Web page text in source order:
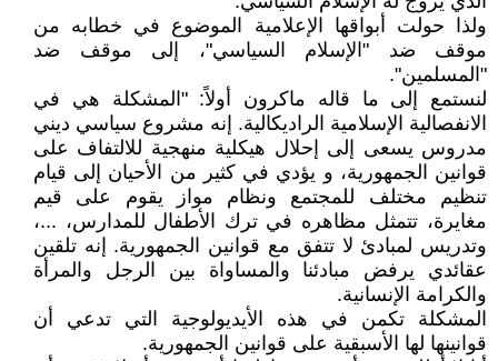
ولذا حولت أبواقها الإعلامية الموضوع في خطابه من
موقف ضد "الإسلام السياسي"، إلى موقف ضد
"المسلمين".
لنستمع إلى ما قاله ماكرون أولاً: "المشكلة هي في
الانفصالية الإسلامية الراديكالية. إنه مشروع سياسي ديني
مدروس يسعى إلى إحلال هيكلية منهجية للالتفاف على
قوانين الجمهورية، و يؤدي في كثير من الأحيان إلى قيام
تنظيم مختلف للمجتمع ونظام مواز يقوم على قيم
مغايرة، تتمثل مظاهره في ترك الأطفال للمدارس، ...،
وتدريس لمبادئ لا تتفق مع قوانين الجمهورية. إنه تلقين
عقائدي يرفض مبادئنا والمساواة بين الرجل والمرأة
والكرامة الإنسانية.
المشكلة تكمن في هذه الأيديولوجية التي تدعي أن
قوانينها لها الأسبقية على قوانين الجمهورية.